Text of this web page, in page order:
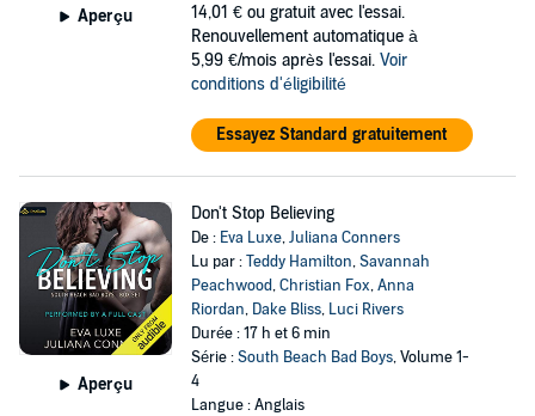
Aperçu 14,01 € ou gratuit avec l'essai.
Renouvellement automatique à
5,99 €/mois après l'essai. Voir
conditions d'éligibilité
Essayez Standard gratuitement
Aperçu
Don't Stop Believing
De : Eva Luxe,Juliana Conners
Lu par :Teddy Hamilton,Savannah
Peachwood,Christian Fox,Anna
Riordan, Dake Bliss, Luci Rivers
Durée : 17 h et 6 min
Série :South Beach Bad Boys, Volume 1-
4
Langue : Anglais